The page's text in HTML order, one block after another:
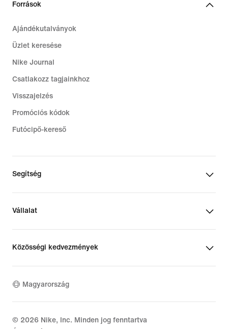
Források
Ajándékutalványok
Üzlet keresése
Nike Journal
Csatlakozz tagjainkhoz
Visszajelzés
Promóciós kódok
Futócipő-kereső
Segítség
Vállalat
Közösségi kedvezmények
Magyarország
© 2026 Nike, Inc. Minden jog fenntartva